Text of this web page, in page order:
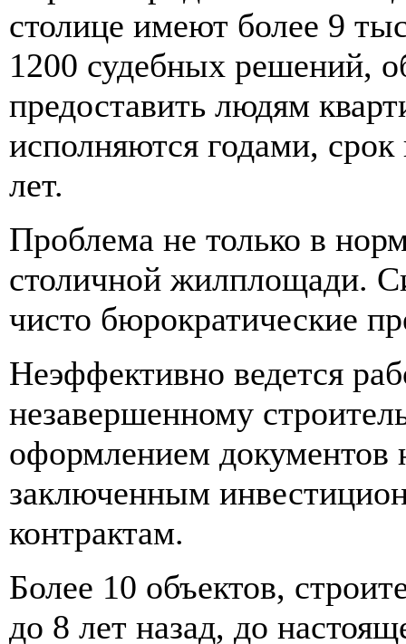
столице имеют более 9
1200 судебных решений,
предоставить людям
исполняются годами,
лет.
Проблема не только в
столичной жилплощади.
чисто бюрократические
Неэффективно ведется
незавершенному
оформлением
заключенным
контрактам.
Более 10 объектов,
до 8 лет назад, до